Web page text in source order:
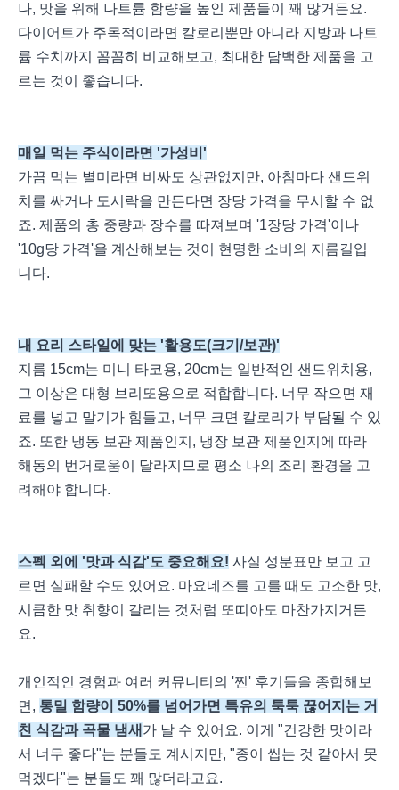
나, 맛을 위해 나트륨 함량을 높인 제품들이 꽤 많거든요.
다이어트가 주목적이라면 칼로리뿐만 아니라 지방과 나트
륨 수치까지 꼼꼼히 비교해보고, 최대한 담백한 제품을 고
르는 것이 좋습니다.
매일 먹는 주식이라면 '가성비'
가끔 먹는 별미라면 비싸도 상관없지만, 아침마다 샌드위
치를 싸거나 도시락을 만든다면 장당 가격을 무시할 수 없
죠. 제품의 총 중량과 장수를 따져보며 '1장당 가격'이나
'10g당 가격'을 계산해보는 것이 현명한 소비의 지름길입
니다.
내 요리 스타일에 맞는 '활용도(크기/보관)'
지름 15cm는 미니 타코용, 20cm는 일반적인 샌드위치용,
그 이상은 대형 브리또용으로 적합합니다. 너무 작으면 재
료를 넣고 말기가 힘들고, 너무 크면 칼로리가 부담될 수 있
죠. 또한 냉동 보관 제품인지, 냉장 보관 제품인지에 따라
해동의 번거로움이 달라지므로 평소 나의 조리 환경을 고
려해야 합니다.
스펙 외에 '맛과 식감'도 중요해요! 사실 성분표만 보고 고
르면 실패할 수도 있어요. 마요네즈를 고를 때도 고소한 맛,
시큼한 맛 취향이 갈리는 것처럼 또띠아도 마찬가지거든
요.
개인적인 경험과 여러 커뮤니티의 '찐' 후기들을 종합해보
면, 통밀 함량이 50%를 넘어가면 특유의 툭툭 끊어지는 거
친 식감과 곡물 냄새 가 날 수 있어요. 이게 "건강한 맛이라
서 너무 좋다"는 분들도 계시지만, "종이 씹는 것 같아서 못
먹겠다"는 분들도 꽤 많더라고요.